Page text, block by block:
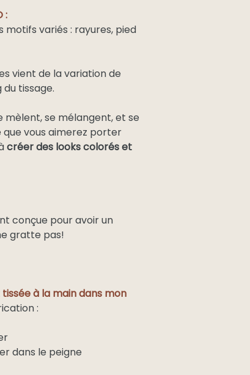
:
motifs variés : rayures, pied
vient de la variation de
tissage.
mèlent, se mélangent, et se
vous aimerez porter
créer des looks colorés et
conçue pour avoir un
gratte pas!
à la main dans mon
:
dans le peigne